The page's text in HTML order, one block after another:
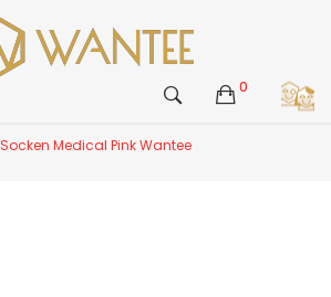
0
Socken Medical Pink Wantee